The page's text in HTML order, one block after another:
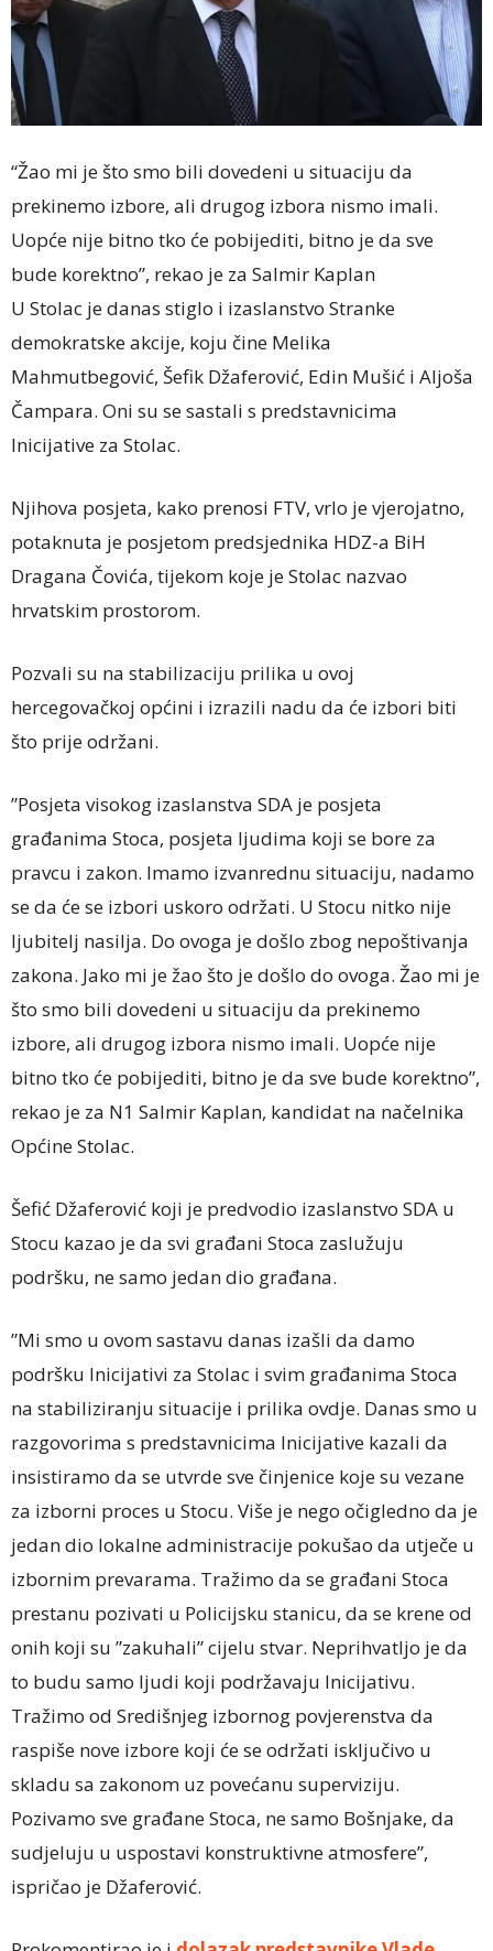
“Žao mi je što smo bili dovedeni u situaciju da
prekinemo izbore, ali drugog izbora nismo imali.
Uopće nije bitno tko će pobijediti, bitno je da sve
bude korektno”, rekao je za Salmir Kaplan
U Stolac je danas stiglo i izaslanstvo Stranke
demokratske akcije, koju čine Melika
Mahmutbegović, Šefik Džaferović, Edin Mušić i Aljoša
Čampara. Oni su se sastali s predstavnicima
Inicijative za Stolac.
Njihova posjeta, kako prenosi FTV, vrlo je vjerojatno,
potaknuta je posjetom predsjednika HDZ-a BiH
Dragana Čovića, tijekom koje je Stolac nazvao
hrvatskim prostorom.
Pozvali su na stabilizaciju prilika u ovoj
hercegovačkoj općini i izrazili nadu da će izbori biti
što prije održani.
”Posjeta visokog izaslanstva SDA je posjeta
građanima Stoca, posjeta ljudima koji se bore za
pravcu i zakon. Imamo izvanrednu situaciju, nadamo
se da će se izbori uskoro održati. U Stocu nitko nije
ljubitelj nasilja. Do ovoga je došlo zbog nepoštivanja
zakona. Jako mi je žao što je došlo do ovoga. Žao mi je
što smo bili dovedeni u situaciju da prekinemo
izbore, ali drugog izbora nismo imali. Uopće nije
bitno tko će pobijediti, bitno je da sve bude korektno”,
rekao je za N1 Salmir Kaplan, kandidat na načelnika
Općine Stolac.
Šefić Džaferović koji je predvodio izaslanstvo SDA u
Stocu kazao je da svi građani Stoca zaslužuju
podršku, ne samo jedan dio građana.
”Mi smo u ovom sastavu danas izašli da damo
podršku Inicijativi za Stolac i svim građanima Stoca
na stabiliziranju situacije i prilika ovdje. Danas smo u
razgovorima s predstavnicima Inicijative kazali da
insistiramo da se utvrde sve činjenice koje su vezane
za izborni proces u Stocu. Više je nego očigledno da je
jedan dio lokalne administracije pokušao da utječe u
izbornim prevarama. Tražimo da se građani Stoca
prestanu pozivati u Policijsku stanicu, da se krene od
onih koji su ”zakuhali” cijelu stvar. Neprihvatljo je da
to budu samo ljudi koji podržavaju Inicijativu.
Tražimo od Središnjeg izbornog povjerenstva da
raspiše nove izbore koji će se održati isključivo u
skladu sa zakonom uz povećanu superviziju.
Pozivamo sve građane Stoca, ne samo Bošnjake, da
sudjeluju u uspostavi konstruktivne atmosfere”,
ispričao je Džaferović.